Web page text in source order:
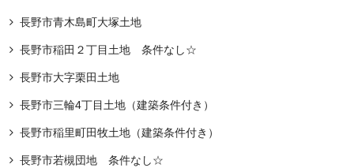
長野市青木島町大塚土地
長野市稲田２丁目土地 条件なし☆
長野市大字栗田土地
長野市三輪4丁目土地（建築条件付き）
長野市稲里町田牧土地（建築条件付き）
長野市若槻団地 条件なし☆